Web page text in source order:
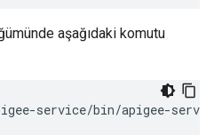
aşağıdaki komutu
service/bin/apigee-